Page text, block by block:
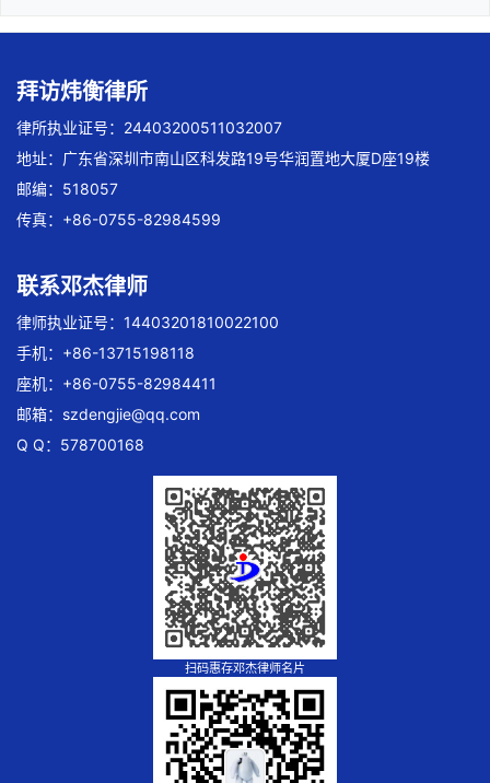
拜访炜衡律所
律所执业证号：24403200511032007
地址：广东省深圳市南山区科发路19号华润置地大厦D座19楼
邮编：518057
传真：+86-0755-82984599
联系邓杰律师
律师执业证号：14403201810022100
手机：+86-13715198118
座机：+86-0755-82984411
邮箱： szdengjie@qq.com
Q Q：578700168
扫码惠存邓杰律师名片